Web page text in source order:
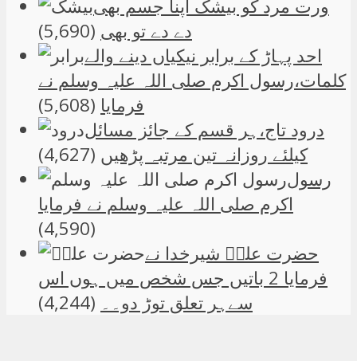
ورت مرد کو بیشک اپنا جسم بھی
دے دے تو بھی (5,690)
احد پہاڑ کے برابر نیکیاں دینے والے
کلمات،رسول اکرم صلی اللہ علیہ وسلم نے
فرمایا (5,608)
درود تاج،ہر قسم کے جائز مسائل
کیلئے روزانہ تین مرتبہ پڑھیں (4,627)
رسول
اکرم صلی اللہ علیہ وسلم نے فرمایا
(4,590)
حضرت علیؑ شیرخدا نے
فرمایا 2 باتیں جس شخص میں ہوں اس
سےہر تعلق توڑ دو۔۔ (4,244)